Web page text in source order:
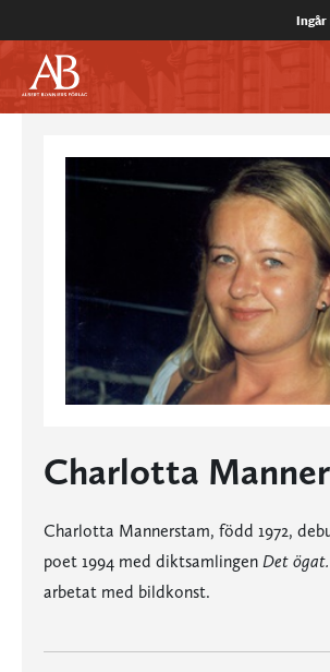
Ingår
Charlotta
Charlotta Mannerstam, född 1972,
poet 1994 med diktsamlingen Det ögat.
arbetat med bildkonst.